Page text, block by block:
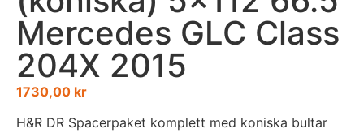
Mercedes GLC Class
204X 2015
1730,00 kr
H&R DR Spacerpaket komplett med koniska bultar